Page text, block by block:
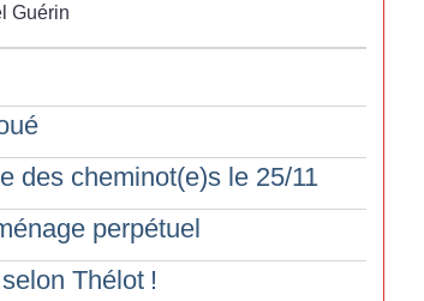
Guérin
des cheminot(e)s le 25/11
perpétuel
Thélot !